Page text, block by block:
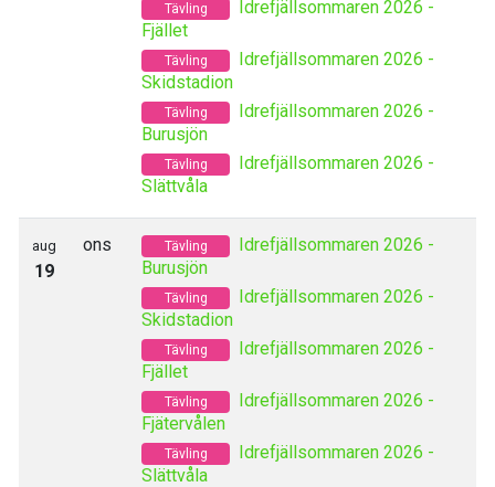
Tävling
Idrefjällsommaren 2026 -
Fjället
Tävling
Idrefjällsommaren 2026 -
Skidstadion
Tävling
Idrefjällsommaren 2026 -
Burusjön
Tävling
Idrefjällsommaren 2026 -
Slättvåla
aug
19
ons Tävling
Idrefjällsommaren 2026 -
Burusjön
Tävling
Idrefjällsommaren 2026 -
Skidstadion
Tävling
Idrefjällsommaren 2026 -
Fjället
Tävling
Idrefjällsommaren 2026 -
Fjätervålen
Tävling
Idrefjällsommaren 2026 -
Slättvåla